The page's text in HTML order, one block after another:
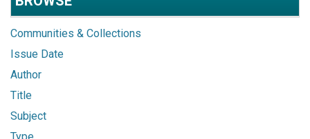
Communities & Collections
Issue Date
Author
Title
Subject
Type